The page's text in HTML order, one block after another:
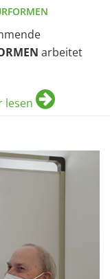
arbeitet
lesen